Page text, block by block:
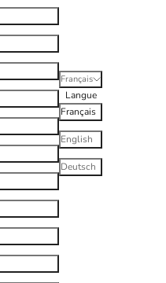
Français
Langue
Français
English
Deutsch